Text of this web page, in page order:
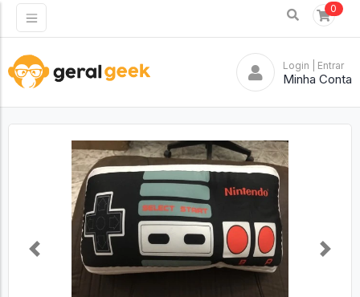
0
Login | Entrar
Minha Conta
Previous Next